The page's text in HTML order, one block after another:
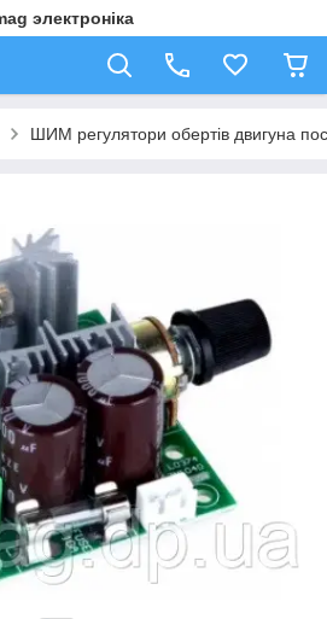
электроніка
ШИМ регулятори обертів двигуна